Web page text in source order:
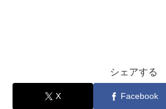
シェアする
X Facebook